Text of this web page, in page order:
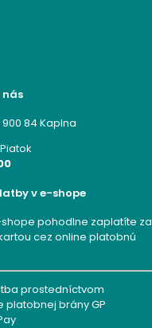
nás
84 Kaplna
v e-shope
pohodlne zaplatíte za
cez online platobnú